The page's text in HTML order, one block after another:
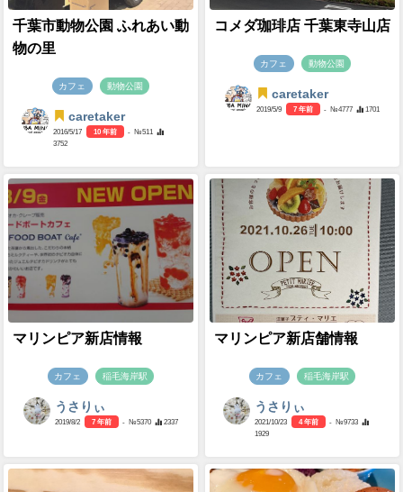
千葉市動物公園 ふれあい動
物の里
カフェ 動物公園
caretaker
2016/5/17 10 年前
- №511
3752
コメダ珈琲店 千葉東寺山店
カフェ 動物公園
caretaker
2019/5/9 7 年前 - №4777 1701
マリンピア新店情報
カフェ 稲毛海岸駅
うさりぃ
2019/8/2 7 年前 - №5370 2337
マリンピア新店舗情報
カフェ 稲毛海岸駅
うさりぃ
2021/10/23 4 年前
- №9733
1929